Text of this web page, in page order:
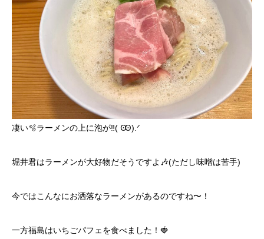
凄い🫧ラーメンの上に泡が‼️( Ꙭ).ᐟ‪‪‪
堀井君はラーメンが大好物だそうですよ🎶(ただし味噌は苦手)
今ではこんなにお洒落なラーメンがあるのですね〜！
一方福島はいちごパフェを食べました！🍓